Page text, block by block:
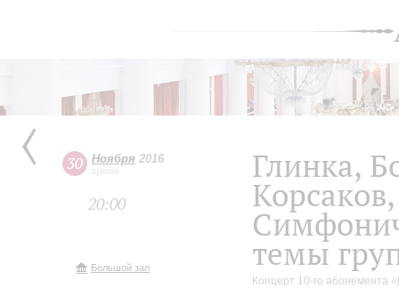
30 Ноября 2016
среда
20:00
Большой зал
Глинка,
темы
Концерт 10-го абонемента «